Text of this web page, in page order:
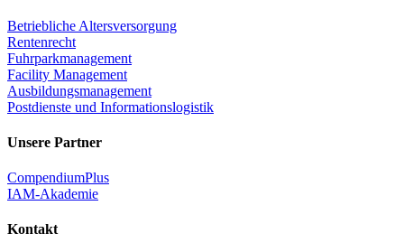
Betriebliche Altersversorgung
Rentenrecht
Fuhrparkmanagement
Facility Management
Ausbildungsmanagement
Postdienste und Informationslogistik
Unsere Partner
CompendiumPlus
IAM-Akademie
Kontakt